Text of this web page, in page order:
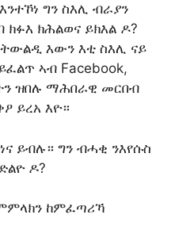
ግን ስእሊ ብራያን
ክፉእ ክሕልወና ይክእል ዶ?
እውን እቲ ስእሊ ናይ
ኣብ Facebook,
ዝበሉ ማሕበራዊ መርበብ
ይረአ እዮ።
ይብሉ። ግን ብሓቂ ንእየሱስ
ዶ?
ከምፈጣሪኻ